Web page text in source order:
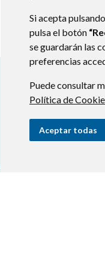
Si acepta
pulsa el botón
se guardarán las
preferencias
Puede consultar
Política de
Aceptar todas
974 404 466
974 404